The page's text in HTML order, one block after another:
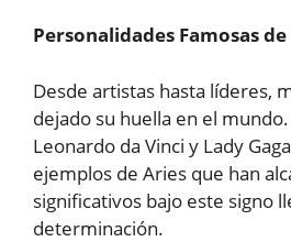
Personalidades Famosas
Desde artistas hasta líderes,
dejado su huella en el
Leonardo da Vinci y Lady
ejemplos de Aries que han
significativos bajo este signo
determinación.